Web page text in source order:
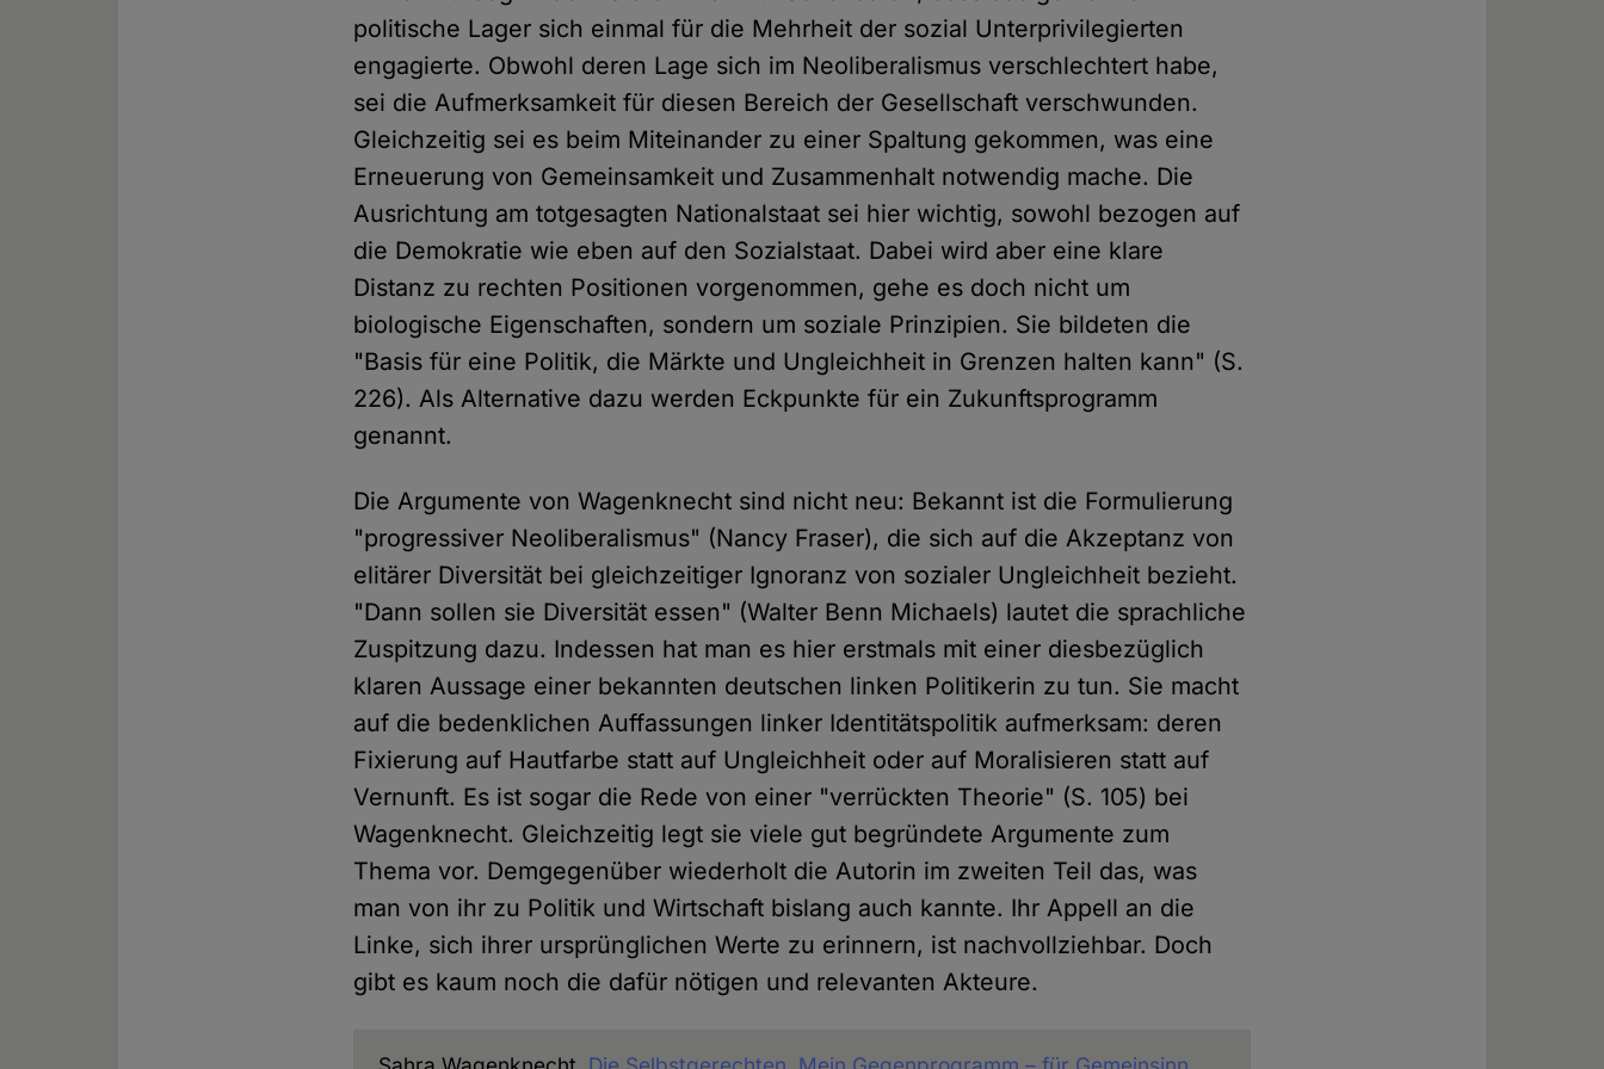
politische Lager sich einmal für die Mehrheit der sozial Unterprivilegierten
engagierte. Obwohl deren Lage sich im Neoliberalismus verschlechtert habe,
sei die Aufmerksamkeit für diesen Bereich der Gesellschaft verschwunden.
Gleichzeitig sei es beim Miteinander zu einer Spaltung gekommen, was eine
Erneuerung von Gemeinsamkeit und Zusammenhalt notwendig mache. Die
Ausrichtung am totgesagten Nationalstaat sei hier wichtig, sowohl bezogen auf
die Demokratie wie eben auf den Sozialstaat. Dabei wird aber eine klare
Distanz zu rechten Positionen vorgenommen, gehe es doch nicht um
biologische Eigenschaften, sondern um soziale Prinzipien. Sie bildeten die
"Basis für eine Politik, die Märkte und Ungleichheit in Grenzen halten kann" (S.
226). Als Alternative dazu werden Eckpunkte für ein Zukunftsprogramm
genannt.
Die Argumente von Wagenknecht sind nicht neu: Bekannt ist die Formulierung
"progressiver Neoliberalismus" (Nancy Fraser), die sich auf die Akzeptanz von
elitärer Diversität bei gleichzeitiger Ignoranz von sozialer Ungleichheit bezieht.
"Dann sollen sie Diversität essen" (Walter Benn Michaels) lautet die sprachliche
Zuspitzung dazu. Indessen hat man es hier erstmals mit einer diesbezüglich
klaren Aussage einer bekannten deutschen linken Politikerin zu tun. Sie macht
auf die bedenklichen Auffassungen linker Identitätspolitik aufmerksam: deren
Fixierung auf Hautfarbe statt auf Ungleichheit oder auf Moralisieren statt auf
Vernunft. Es ist sogar die Rede von einer "verrückten Theorie" (S. 105) bei
Wagenknecht. Gleichzeitig legt sie viele gut begründete Argumente zum
Thema vor. Demgegenüber wiederholt die Autorin im zweiten Teil das, was
man von ihr zu Politik und Wirtschaft bislang auch kannte. Ihr Appell an die
Linke, sich ihrer ursprünglichen Werte zu erinnern, ist nachvollziehbar. Doch
gibt es kaum noch die dafür nötigen und relevanten Akteure.